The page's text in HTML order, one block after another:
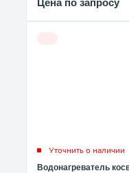
Уточнить о наличии
Водонагреватель